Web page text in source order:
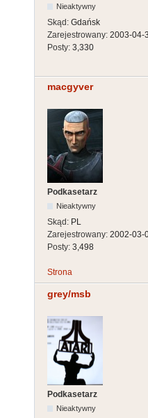
Nieaktywny
Skąd: Gdańsk
Zarejestrowany: 2003-04-
Posty: 3,330
macgyver
Podkasetarz
Nieaktywny
Skąd: PL
Zarejestrowany: 2002-03-
Posty: 3,498
Strona
grey/msb
Podkasetarz
Nieaktywny